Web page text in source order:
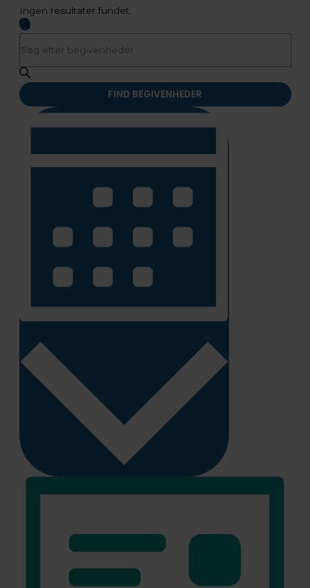
Ingen resultater fundet.
Begivenheder
Søgning
og
visninger
Navigation
SØG
EFTER
BEGIVENHEDER
nøgleord.
Søg
efter
Begivenheder
nøgleord.
FIND BEGIVENHEDER
Begivenhed
Visninger